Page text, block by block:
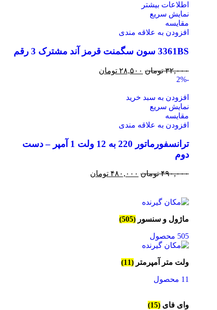
اطلاعات بیشتر
نمایش سریع
مقايسه
افزودن به علاقه مندی
3361BS سون سگمنت قرمز آند مشترک 3 رقم
۳۲,۰۰۰ تومان ۲۸,۵۰۰ تومان
-2%
افزودن به سبد خرید
نمایش سریع
مقايسه
افزودن به علاقه مندی
ترانسفورماتور 220 به 12 ولت 1 آمپر – دست
دوم
۴۹۰,۰۰۰ تومان ۴۸۰,۰۰۰ تومان
ماژول و سنسور (505)
505 محصول
ولت متر آمپرمتر (11)
11 محصول
وای فای (15)